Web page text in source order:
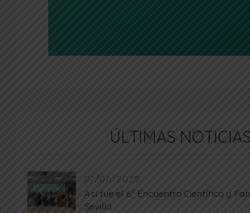
ÚLTIMAS NOTICIAS
07/06/2025
Así fue el 6º Encuentro Científico y
Sevilla